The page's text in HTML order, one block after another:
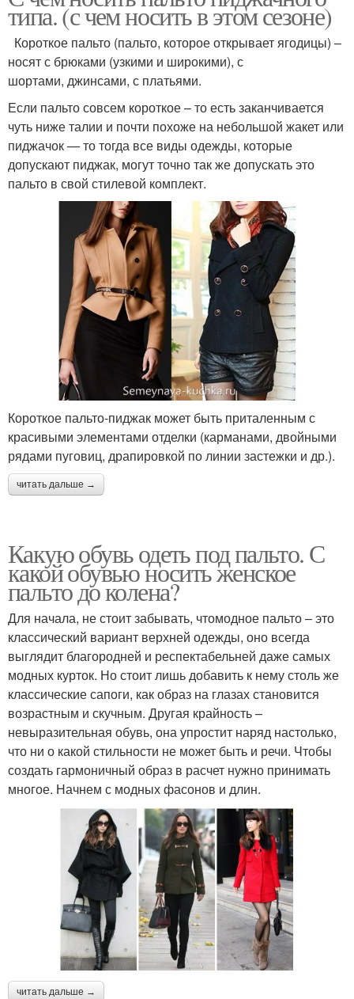
типа. (с чем носить в этом сезоне)
Короткое пальто (пальто, которое открывает ягодицы) –
носят с брюками (узкими и широкими), с
шортами, джинсами, с платьями.
Если пальто совсем короткое – то есть заканчивается
чуть ниже талии и почти похоже на небольшой жакет или
пиджачок — то тогда все виды одежды, которые
допускают пиджак, могут точно так же допускать это
пальто в свой стилевой комплект.
Короткое пальто-пиджак может быть приталенным с
красивыми элементами отделки (карманами, двойными
рядами пуговиц, драпировкой по линии застежки и др.).
читать дальше →
Какую обувь одеть под пальто. С
какой обувью носить женское
пальто до колена?
Для начала, не стоит забывать, чтомодное пальто – это
классический вариант верхней одежды, оно всегда
выглядит благородней и респектабельней даже самых
модных курток. Но стоит лишь добавить к нему столь же
классические сапоги, как образ на глазах становится
возрастным и скучным. Другая крайность –
невыразительная обувь, она упростит наряд настолько,
что ни о какой стильности не может быть и речи. Чтобы
создать гармоничный образ в расчет нужно принимать
многое. Начнем с модных фасонов и длин.
читать дальше →